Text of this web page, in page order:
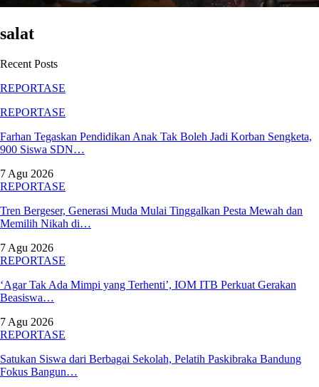
salat
Recent Posts
REPORTASE
REPORTASE
Farhan Tegaskan Pendidikan Anak Tak Boleh Jadi Korban Sengketa,
900 Siswa SDN…
7 Agu 2026
REPORTASE
Tren Bergeser, Generasi Muda Mulai Tinggalkan Pesta Mewah dan
Memilih Nikah di…
7 Agu 2026
REPORTASE
‘Agar Tak Ada Mimpi yang Terhenti’, IOM ITB Perkuat Gerakan
Beasiswa…
7 Agu 2026
REPORTASE
Satukan Siswa dari Berbagai Sekolah, Pelatih Paskibraka Bandung
Fokus Bangun…